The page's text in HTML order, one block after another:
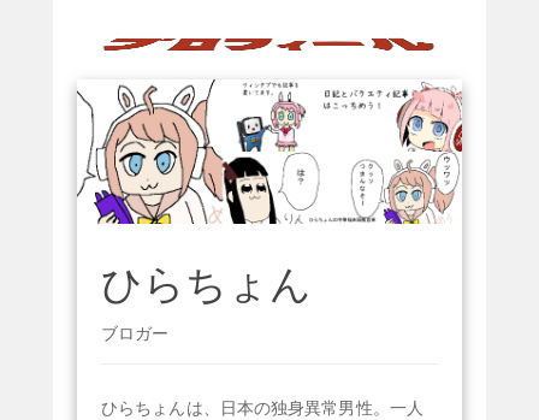
ひらちょん
ブロガー
ひらちょんは、日本の独身異常男性。一人